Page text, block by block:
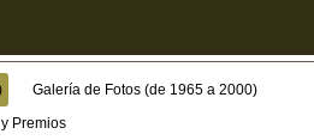
Galería de Fotos (de 1965 a 2000)
Premios